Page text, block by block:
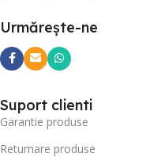
Urmărește-ne
Suport clienti
Garantie produse
Returnare produse